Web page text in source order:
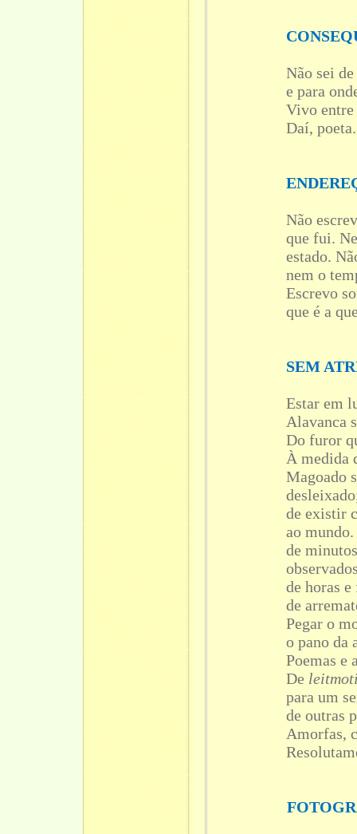
Não sei
e para
Vivo entre
Daí, poeta.
Não
que fui.
estado.
nem o
Escrevo
que é a
SEM
Estar em
Alavanca
Do furor
À medida
Magoado
de existir
ao
de
de horas e
de
Pegar o
o pano da
Poemas e
De
para um
de outras
Amorfas,